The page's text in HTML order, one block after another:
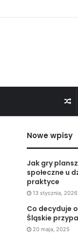
Nowe wpisy
Jak gry
społeczne u
praktyce
13 stycznia, 2026
Co decyduje
Śląskie
20 maja, 2025